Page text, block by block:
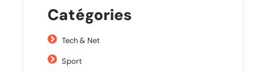
Catégories
Tech & Net
Sport